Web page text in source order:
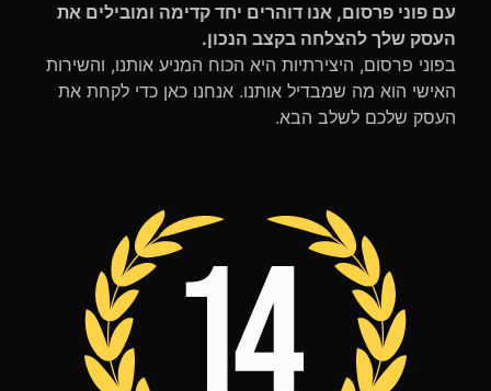
עם פוני פרסום, אנו דוהרים יחד קדימה ומובילים את
העסק שלך להצלחה בקצב הנכון.
בפוני פרסום, היצירתיות היא הכוח המניע אותנו, והשירות
האישי הוא מה שמבדיל אותנו. אנחנו כאן כדי לקחת את
העסק שלכם לשלב הבא.